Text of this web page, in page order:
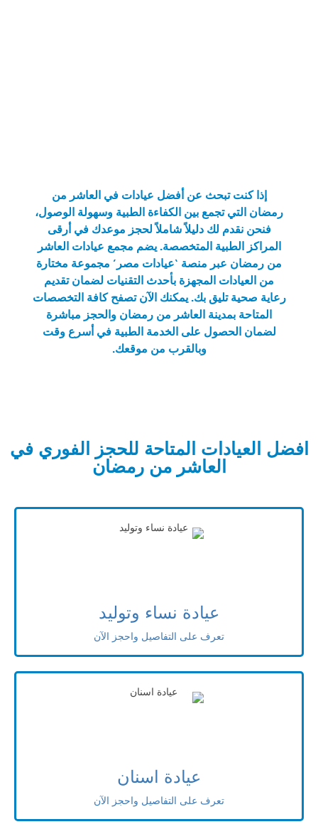
إذا كنت تبحث عن أفضل عيادات في العاشر من
رمضان التي تجمع بين الكفاءة الطبية وسهولة الوصول،
فنحن نقدم لك دليلاً شاملاً لحجز موعدك في أرقى
المراكز الطبية المتخصصة. يضم مجمع عيادات العاشر
من رمضان عبر منصة ‘عيادات مصر’ مجموعة مختارة
من العيادات المجهزة بأحدث التقنيات لضمان تقديم
رعاية صحية تليق بك. يمكنك الآن تصفح كافة التخصصات
المتاحة بمدينة العاشر من رمضان والحجز مباشرة
لضمان الحصول على الخدمة الطبية في أسرع وقت
وبالقرب من موقعك.
افضل العيادات المتاحة للحجز الفوري في
العاشر من رمضان
عيادة نساء وتوليد
تعرف على التفاصيل واحجز الآن
عيادة اسنان
تعرف على التفاصيل واحجز الآن